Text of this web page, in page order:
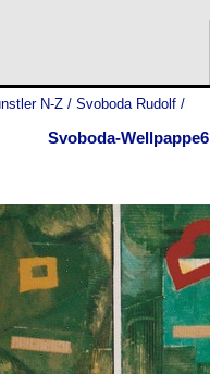
N-Z / Svoboda Rudolf /
Svoboda-Wellpappe6